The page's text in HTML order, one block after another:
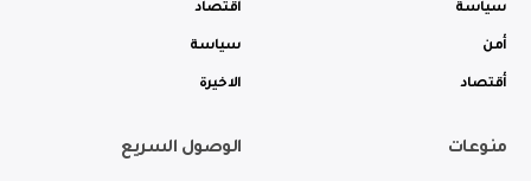
سياسة
أمن
أقتصاد
أقتصاد
سياسة
الاخيرة
منوعات الوصول السريع